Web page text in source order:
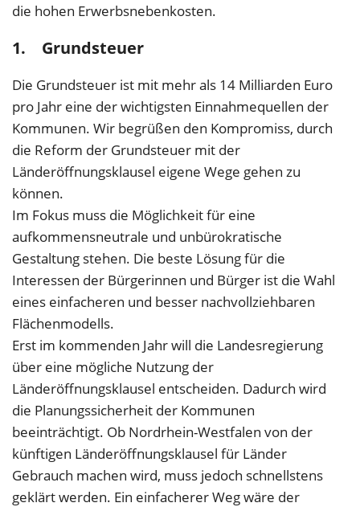
die hohen Erwerbsnebenkosten.
1. Grundsteuer
Die Grundsteuer ist mit mehr als 14 Milliarden Euro
pro Jahr eine der wichtigsten Einnahmequellen der
Kommunen. Wir begrüßen den Kompromiss, durch
die Reform der Grundsteuer mit der
Länderöffnungsklausel eigene Wege gehen zu
können.
Im Fokus muss die Möglichkeit für eine
aufkommensneutrale und unbürokratische
Gestaltung stehen. Die beste Lösung für die
Interessen der Bürgerinnen und Bürger ist die Wahl
eines einfacheren und besser nachvollziehbaren
Flächenmodells.
Erst im kommenden Jahr will die Landesregierung
über eine mögliche Nutzung der
Länderöffnungsklausel entscheiden. Dadurch wird
die Planungssicherheit der Kommunen
beeinträchtigt. Ob Nordrhein-Westfalen von der
künftigen Länderöffnungsklausel für Länder
Gebrauch machen wird, muss jedoch schnellstens
geklärt werden. Ein einfacherer Weg wäre der